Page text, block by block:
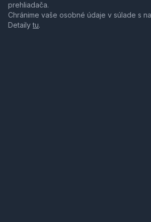
prehliadača.
Chránime vaše osobné údaje v súlade s
Detailytu.